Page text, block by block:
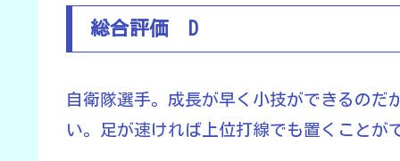
総合評価 D
自衛隊選手。成長が早く小技ができるのだ
い。足が速ければ上位打線でも置くことが